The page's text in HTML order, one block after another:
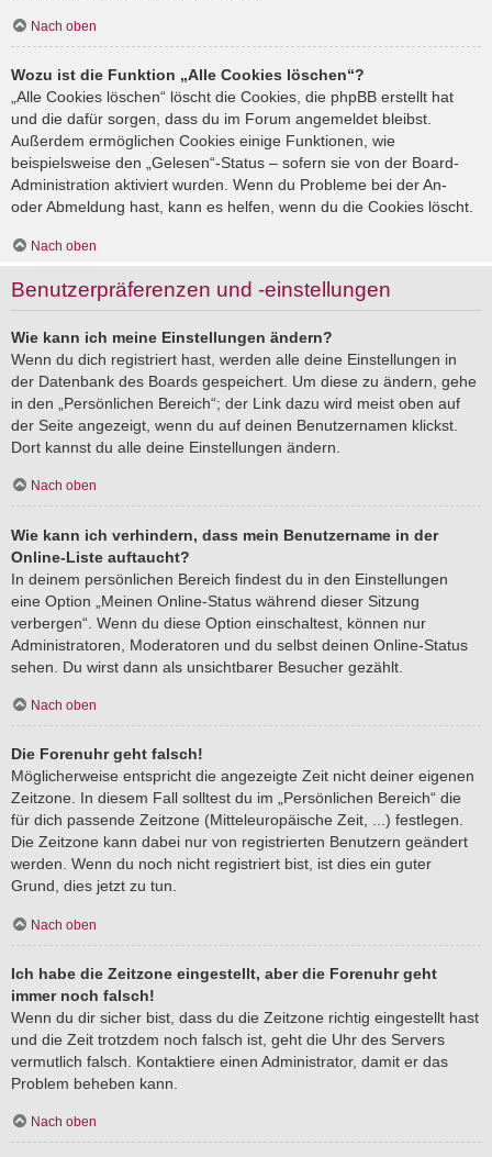
Nach oben
Wozu ist die Funktion „Alle Cookies löschen“?
„Alle Cookies löschen“ löscht die Cookies, die phpBB erstellt hat
und die dafür sorgen, dass du im Forum angemeldet bleibst.
Außerdem ermöglichen Cookies einige Funktionen, wie
beispielsweise den „Gelesen“-Status – sofern sie von der Board-
Administration aktiviert wurden. Wenn du Probleme bei der An-
oder Abmeldung hast, kann es helfen, wenn du die Cookies löscht.
Nach oben
Benutzerpräferenzen und -einstellungen
Wie kann ich meine Einstellungen ändern?
Wenn du dich registriert hast, werden alle deine Einstellungen in
der Datenbank des Boards gespeichert. Um diese zu ändern, gehe
in den „Persönlichen Bereich“; der Link dazu wird meist oben auf
der Seite angezeigt, wenn du auf deinen Benutzernamen klickst.
Dort kannst du alle deine Einstellungen ändern.
Nach oben
Wie kann ich verhindern, dass mein Benutzername in der
Online-Liste auftaucht?
In deinem persönlichen Bereich findest du in den Einstellungen
eine Option „Meinen Online-Status während dieser Sitzung
verbergen“. Wenn du diese Option einschaltest, können nur
Administratoren, Moderatoren und du selbst deinen Online-Status
sehen. Du wirst dann als unsichtbarer Besucher gezählt.
Nach oben
Die Forenuhr geht falsch!
Möglicherweise entspricht die angezeigte Zeit nicht deiner eigenen
Zeitzone. In diesem Fall solltest du im „Persönlichen Bereich“ die
für dich passende Zeitzone (Mitteleuropäische Zeit, ...) festlegen.
Die Zeitzone kann dabei nur von registrierten Benutzern geändert
werden. Wenn du noch nicht registriert bist, ist dies ein guter
Grund, dies jetzt zu tun.
Nach oben
Ich habe die Zeitzone eingestellt, aber die Forenuhr geht
immer noch falsch!
Wenn du dir sicher bist, dass du die Zeitzone richtig eingestellt hast
und die Zeit trotzdem noch falsch ist, geht die Uhr des Servers
vermutlich falsch. Kontaktiere einen Administrator, damit er das
Problem beheben kann.
Nach oben